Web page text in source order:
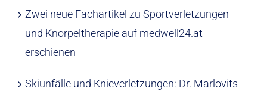
Zwei neue Fachartikel zu Sportverletzungen
und Knorpeltherapie auf medwell24.at
erschienen
Skiunfälle und Knieverletzungen: Dr. Marlovits